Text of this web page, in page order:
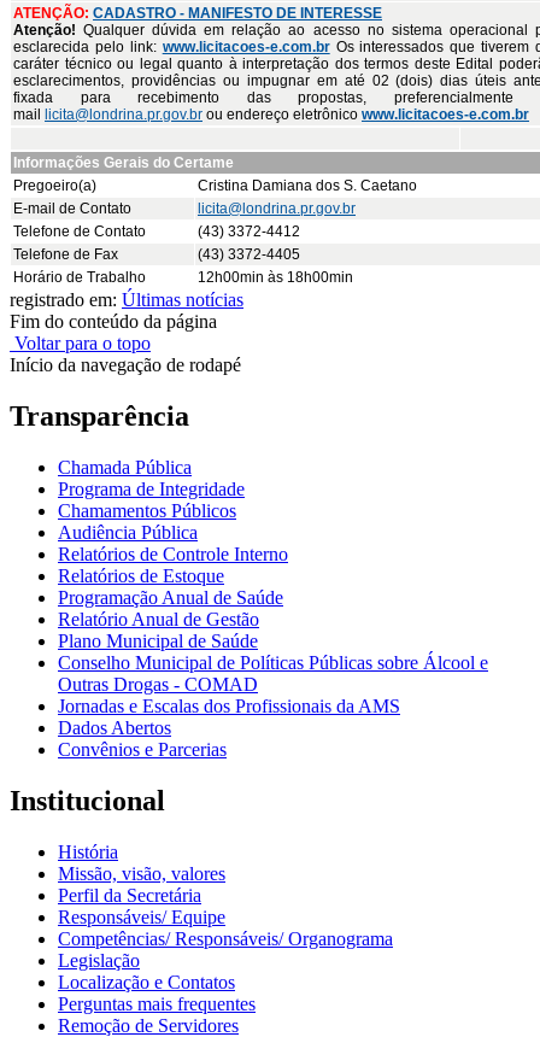
ATENÇÃO: CADASTRO - MANIFESTO DE INTERESSE
Atenção! Qualquer dúvida em relação ao acesso no sistema operacional
esclarecida pelo link: www.licitacoes-e.com.brOs interessados que tiverem
caráter técnico ou legal quanto à interpretação dos termos deste Edital
esclarecimentos, providências ou impugnar em até 02 (dois) dias úteis
fixada para recebimento das propostas,
mail
licita@londrina.pr.gov.br ou endereço eletrônico www.licitacoes-e.com.br
Informações Gerais do Certame
Pregoeiro(a)
Cristina Damiana dos S. Caetano
E-mail de Contato
licita@londrina.pr.gov.br
Telefone de Contato
(43) 3372-4412
Telefone de Fax
(43) 3372-4405
Horário de Trabalho
12h00min às 18h00min
registrado em: Últimas notícias
Fim do conteúdo da página
Voltar para o topo
Início da navegação de rodapé
Transparência
Chamada Pública
Programa de Integridade
Chamamentos Públicos
Audiência Pública
Relatórios de Controle Interno
Relatórios de Estoque
Programação Anual de Saúde
Relatório Anual de Gestão
Plano Municipal de Saúde
Conselho Municipal de Políticas Públicas sobre Álcool e
Outras Drogas - COMAD
Jornadas e Escalas dos Profissionais da AMS
Dados Abertos
Convênios e Parcerias
Institucional
História
Missão, visão, valores
Perfil da Secretária
Responsáveis/ Equipe
Competências/ Responsáveis/ Organograma
Legislação
Localização e Contatos
Perguntas mais frequentes
Remoção de Servidores